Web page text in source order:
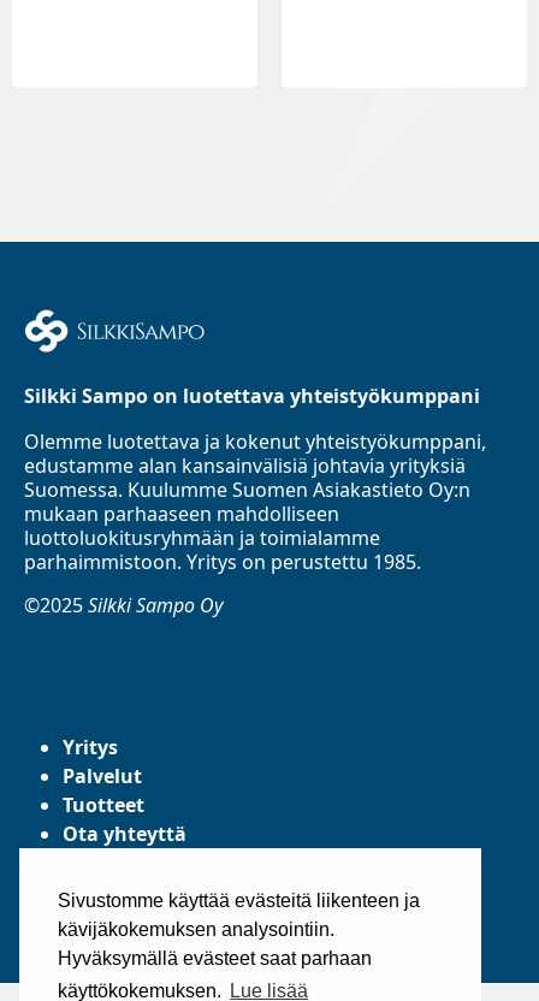
Sivustomme käyttää evästeitä liikenteen ja
kävijäkokemuksen analysointiin.
Hyväksymällä evästeet saat parhaan
käyttökokemuksen.
Lue lisää
Silkki Sampo on luotettava yhteistyökumppani
Olemme luotettava ja kokenut yhteistyökumppani,
edustamme alan kansainvälisiä johtavia yrityksiä
Suomessa. Kuulumme Suomen Asiakastieto Oy:n
mukaan parhaaseen mahdolliseen
luottoluokitusryhmään ja toimialamme
parhaimmistoon. Yritys on perustettu 1985.
©2025Silkki Sampo Oy
Yritys
Palvelut
Tuotteet
Ota yhteyttä
Yleiset toimitusehdot